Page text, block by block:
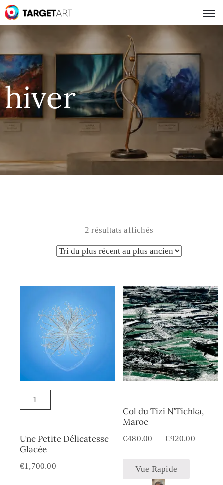
hiver
2 résultats affichés
Une Petite Délicatesse
Glacée
€1,700.00
Col du Tizi N’Tichka,
Maroc
€480.00 – €920.00
Vue Rapide